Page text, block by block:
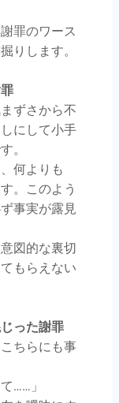
罪のワース
りします。
ずさから不
にして小手
。
何よりも
。このよう
事実が露見
図的な裏切
もらえない
った謝罪
ちらにも事
……」